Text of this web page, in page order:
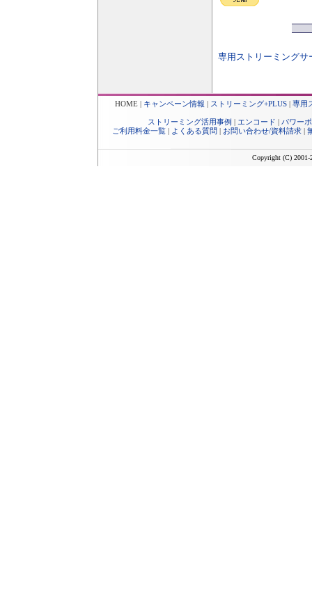
専用ストリーミングサ
HOME | キャンペーン情報 | ストリーミング+PLUS | 専用
ストリーミング活用事例 | エンコード | パワー
ご利用料金一覧| よくある質問 | お問い合わせ/資料請求|
Copyright (C) 2001-